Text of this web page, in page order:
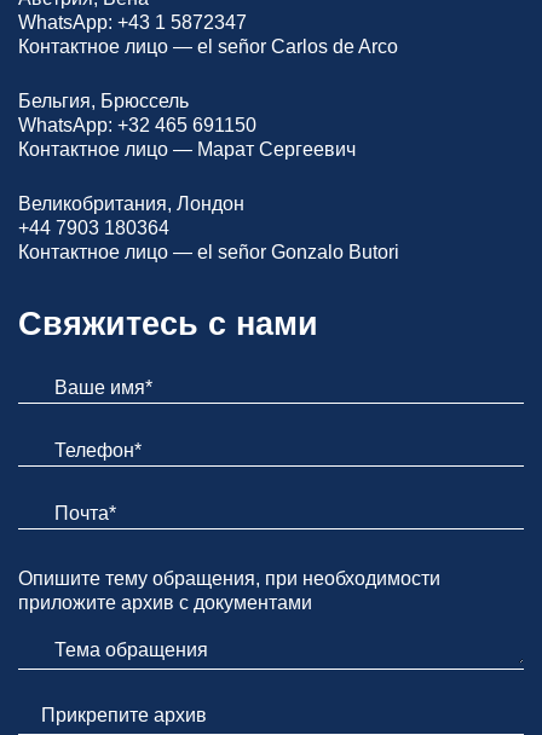
Свяжитесь с нами
Опишите тему обращения, при необходимости
приложите архив с документами
Прикрепите архив
WhatsApp: +43 1 5872347
Контактное лицо — el señor Carlos de Arco
Бельгия, Брюссель
WhatsApp: +32 465 691150
Контактное лицо — Марат Сергеевич
Великобритания, Лондон
+44 7903 180364
Контактное лицо — el señor Gonzalo Butori